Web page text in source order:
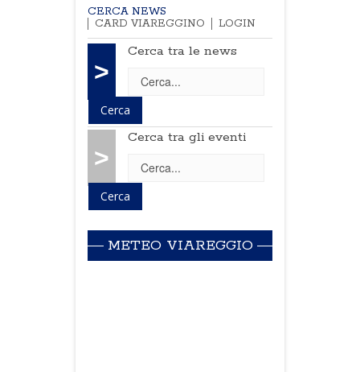
CERCA NEWS
CARD VIAREGGINO
LOGIN
>
Cerca tra le news
>
Cerca tra gli eventi
METEO VIAREGGIO